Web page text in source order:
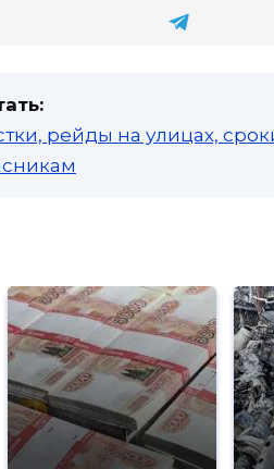
рейды на улицах,